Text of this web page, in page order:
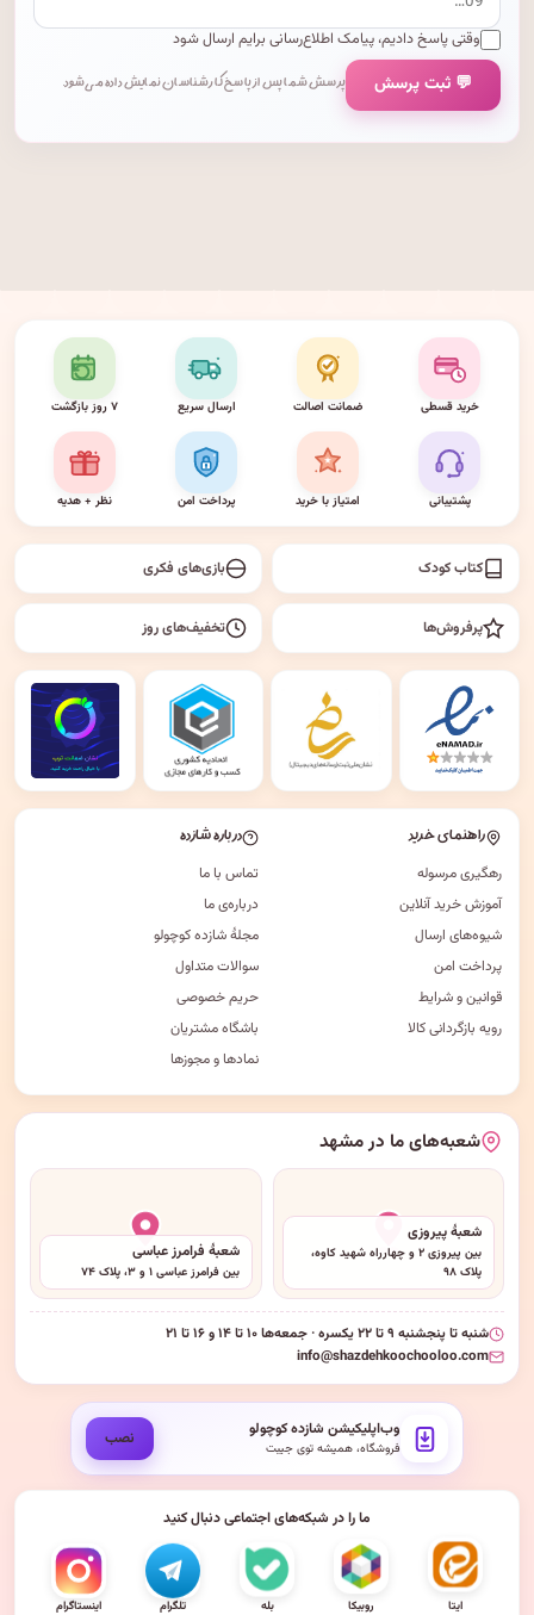
وقتی پاسخ دادیم، پیامک اطلاع‌رسانی برایم ارسال شود
💬 ثبت پرسش پرسش شما پس از پاسخ کارشناسان نمایش داده می‌شود.
خرید قسطی ضمانت اصالت ارسال سریع ۷ روز بازگشت
پشتیبانی امتیاز با خرید پرداخت امن نظر + هدیه
کتاب کودک بازی‌های فکری
پرفروش‌ها تخفیف‌های روز
راهنمای خرید
رهگیری مرسوله
آموزش خرید آنلاین
شیوه‌های ارسال
پرداخت امن
قوانین و شرایط
رویه بازگردانی کالا
درباره شازده
تماس با ما
درباره‌ی ما
مجلهٔ شازده کوچولو
سوالات متداول
حریم خصوصی
باشگاه مشتریان
نمادها و مجوزها
شعبه‌های ما در مشهد
شعبهٔ پیروزی
بین پیروزی ۲ و چهارراه شهید کاوه،
پلاک ۹۸
شعبهٔ فرامرز عباسی
بین فرامرز عباسی ۱ و ۳، پلاک ۷۴
شنبه تا پنجشنبه ۹ تا ۲۲ یکسره · جمعه‌ها ۱۰ تا ۱۴ و ۱۶ تا ۲۱
info@shazdehkoochooloo.com
وب‌اپلیکیشن شازده کوچولو
فروشگاه، همیشه توی جیبت نصب
ما را در شبکه‌های اجتماعی دنبال کنید
ایتا روبیکا بله تلگرام اینستاگرام